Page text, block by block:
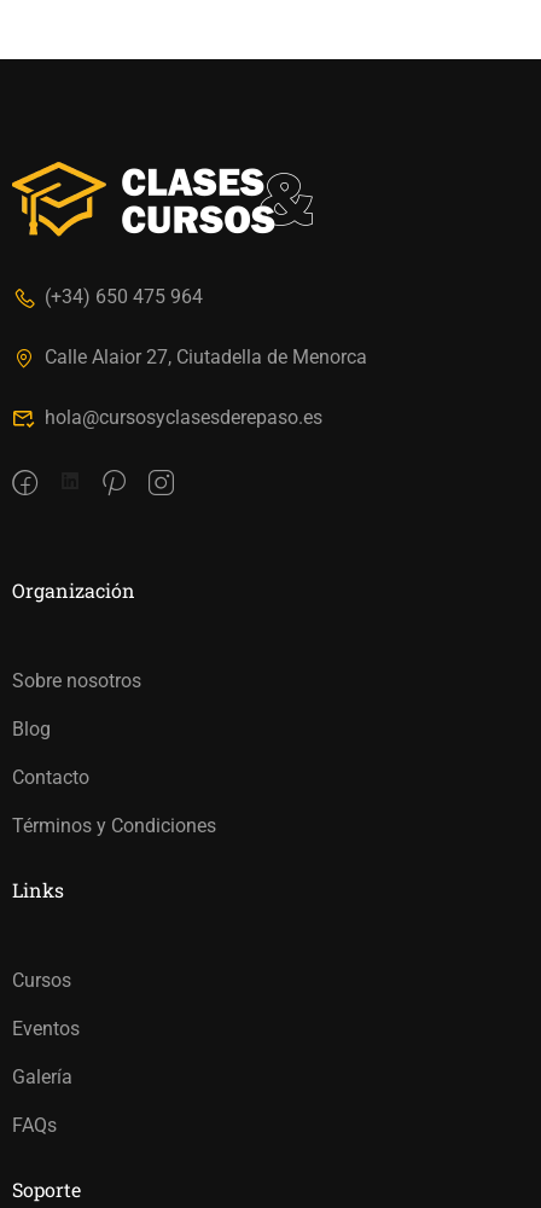
(+34) 650 475 964
Calle Alaior 27, Ciutadella de Menorca
hola@cursosyclasesderepaso.es
Organización
Sobre nosotros
Blog
Contacto
Términos y Condiciones
Links
Cursos
Eventos
Galería
FAQs
Soporte